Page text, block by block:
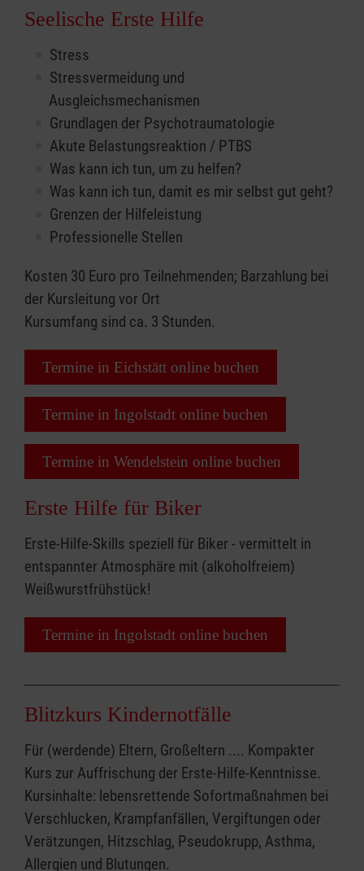
Seelische Erste Hilfe
Stress
Stressvermeidung und
Ausgleichsmechanismen
Grundlagen der Psychotraumatologie
Akute Belastungsreaktion / PTBS
Was kann ich tun, um zu helfen?
Was kann ich tun, damit es mir selbst gut geht?
Grenzen der Hilfeleistung
Professionelle Stellen
Kosten 30 Euro pro Teilnehmenden; Barzahlung bei
der Kursleitung vor Ort
Kursumfang sind ca. 3 Stunden.
Termine in Eichstätt online buchen
Termine in Ingolstadt online buchen
Termine in Wendelstein online buchen
Erste Hilfe für Biker
Erste-Hilfe-Skills speziell für Biker - vermittelt in
entspannter Atmosphäre mit (alkoholfreiem)
Weißwurstfrühstück!
Termine in Ingolstadt online buchen
Blitzkurs Kindernotfälle
Für (werdende) Eltern, Großeltern .... Kompakter
Kurs zur Auffrischung der Erste-Hilfe-Kenntnisse.
Kursinhalte: lebensrettende Sofortmaßnahmen bei
Verschlucken, Krampfanfällen, Vergiftungen oder
Verätzungen, Hitzschlag, Pseudokrupp, Asthma,
Allergien und Blutungen.